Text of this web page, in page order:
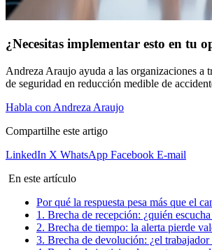
¿Necesitas implementar esto en tu
Andreza Araujo ayuda a las organizaciones a
de seguridad en reducción medible de
Habla con Andreza Araujo
Compartilhe este artigo
LinkedIn X WhatsApp Facebook E-mail
En este artículo
Por qué la respuesta pesa más que el
1. Brecha de recepción: ¿quién
2. Brecha de tiempo: la alerta pierde
3. Brecha de devolución: ¿el trabajador